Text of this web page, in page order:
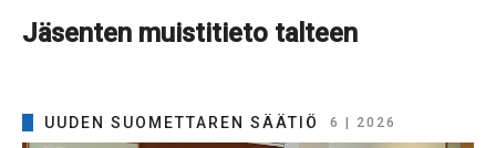
Jäsenten muistitieto talteen
UUDEN SUOMETTAREN SÄÄTIÖ 6 | 2026